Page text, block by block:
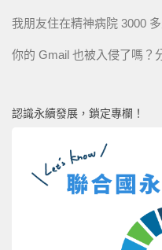
我朋友住在精神病院 3000
你的 Gmail 也被入侵了嗎？
認識永續發展，鎖定專欄！